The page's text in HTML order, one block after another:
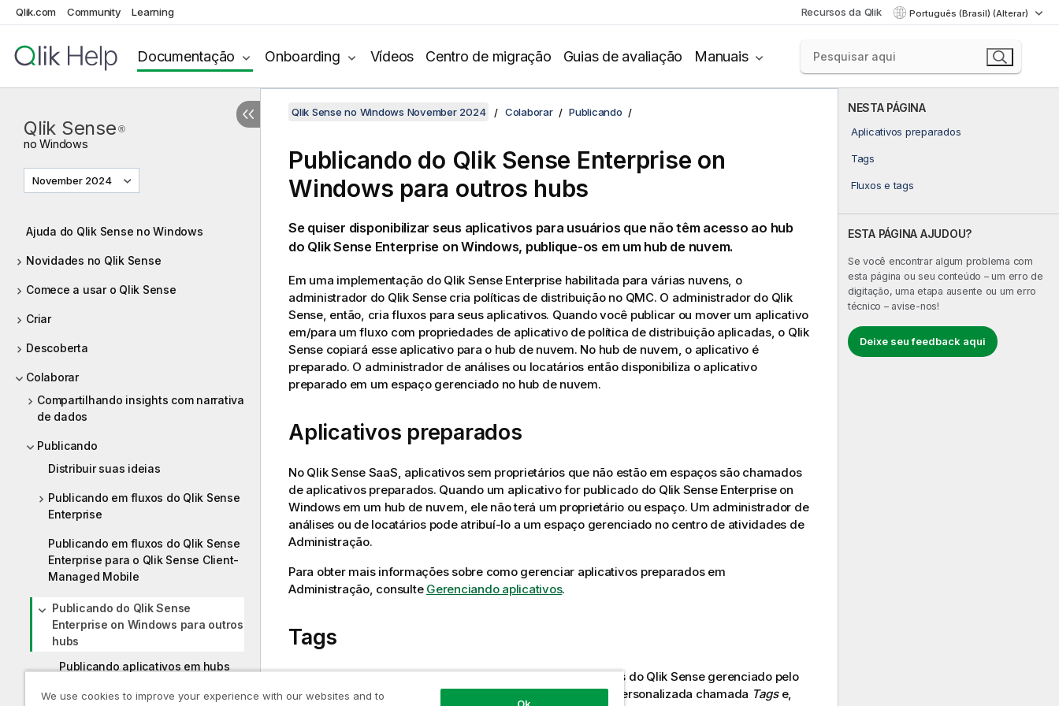
Qlik.com Community Learning Recursos da Qlik Português (Brasil) (Alterar)
Documentação Onboarding Vídeos Centro de migração Guias de avaliação Manuais
Qlik Sense ®
noWindows
November 2024
Ajuda do Qlik Sense no Windows
Novidades no Qlik Sense
Comece a usar o Qlik Sense
Criar
Descoberta
Colaborar
Compartilhando insights com narrativa
de dados
Publicando
Distribuir suas ideias
Publicando em fluxos do Qlik Sense
Enterprise
Publicando em fluxos do Qlik Sense
Enterprise para o Qlik Sense Client-
Managed Mobile
Publicando do Qlik Sense
Enterprise on Windows para outros
hubs
Publicando aplicativos em hubs
NESTA PÁGINA
Aplicativos preparados
Tags
Fluxos e tags
ESTA PÁGINA AJUDOU?
Se você encontrar algum problema com
esta página ou seu conteúdo – um erro de
digitação, uma etapa ausente ou um erro
técnico – avise-nos!
Deixe seu feedback aqui
Qlik Sense no Windows November 2024 Colaborar Publicando
Publicando do Qlik Sense Enterprise on
Windows para outros hubs
Se quiser disponibilizar seus aplicativos para usuários que não têm acesso ao hub
do Qlik Sense Enterprise on Windows, publique-os em um hub de nuvem.
Em uma implementação do Qlik Sense Enterprisehabilitada para várias nuvens, o
administrador do Qlik Sensecria políticas de distribuição no QMC. O administrador do Qlik
Sense, então, cria fluxos para seus aplicativos. Quando você publicar ou mover um aplicativo
em/para um fluxo com propriedades de aplicativo de política de distribuição aplicadas, o Qlik
Sensecopiará esse aplicativo para o hub de nuvem. No hub de nuvem, o aplicativo é
preparado. O administrador de análises ou locatários então disponibiliza o aplicativo
preparado em um espaço gerenciado no hub de nuvem.
Aplicativos preparados
No Qlik Sense SaaS , aplicativos sem proprietários que não estão em espaços são chamados
de aplicativos preparados. Quando um aplicativo for publicado do Qlik Sense Enterprise on
Windowsem um hub de nuvem, ele não terá um proprietário ou espaço. Um administrador de
análises ou de locatários pode atribuí-lo a um espaço gerenciado no centro de atividades de
Administração.
Para obter mais informações sobre como gerenciar aplicativos preparados em
Administração, consulte Gerenciando aplicativos.
Tags
Se você quiser usar tags em aplicativos que são distribuídos do Qlik Sensegerenciado pelo
cliente para oQlik Cloud , precisará criar uma propriedade personalizada chamada Tagse,
We use cookies to improve your experience with our websites and to